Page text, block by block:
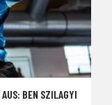
BEN SZILAGYI